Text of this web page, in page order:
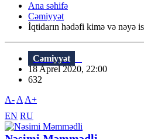
Ana səhifə
Cəmiyyət
İqtidarın hədəfi kimə və nəyə
Cəmiyyət
18 Aprel 2020, 22:00
632
A- A A+
EN RU